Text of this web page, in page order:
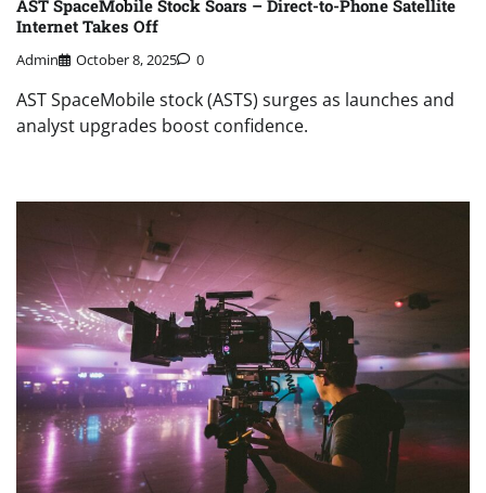
AST SpaceMobile Stock Soars – Direct-to-Phone Satellite
Internet Takes Off
Admin October 8, 2025 0
AST SpaceMobile stock (ASTS) surges as launches and
analyst upgrades boost confidence.